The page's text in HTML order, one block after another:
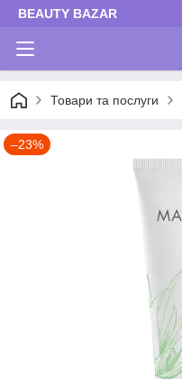
BEAUTY BAZAR
Товари та послуги
–23%